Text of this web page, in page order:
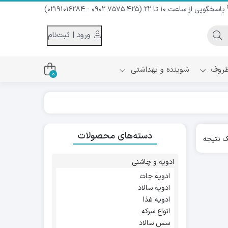
پاسخگویی از ساعت 10 تا 22 (425 7575 0902 - 02191016284)
سرد
شوینده و بهداشتی 0
نتیجه دسته‌های محصولات
ادویه و چاشنی
ادویه جات
ادویه سالاد
ادویه غذا
انواع سرکه
سس سالاد